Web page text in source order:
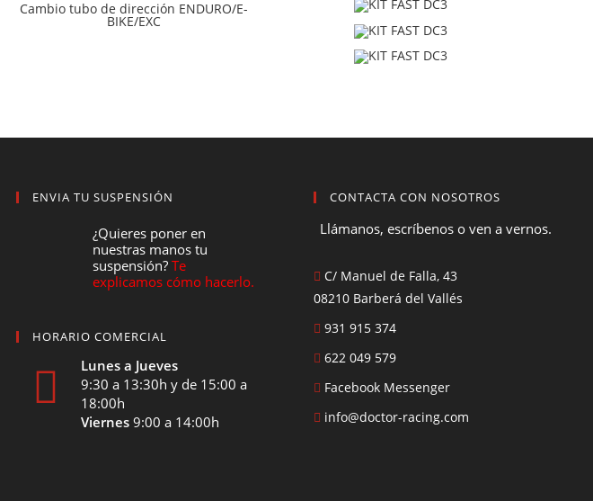
ENVIA TU SUSPENSIÓN
¿Quieres poner en
nuestras manos tu
suspensión?Te
explicamos cómo hacerlo.
HORARIO COMERCIAL
Lunes a Jueves
9:30 a 13:30h y de 15:00 a
18:00h
Viernes9:00 a 14:00h
CONTACTA CON NOSOTROS
Llámanos, escríbenos o ven a vernos.
C/ Manuel de Falla, 43
08210 Barberá del Vallés
931 915 374
622 049 579
Facebook Messenger
info@doctor-racing.com